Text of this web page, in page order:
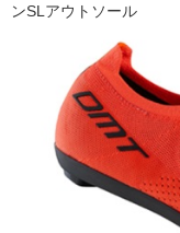
ンSLアウトソール